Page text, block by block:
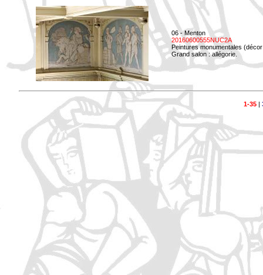
06 - Menton
20160600555NUC2A
Peintures monumentales
Grand salon : allégorie.
1-35|